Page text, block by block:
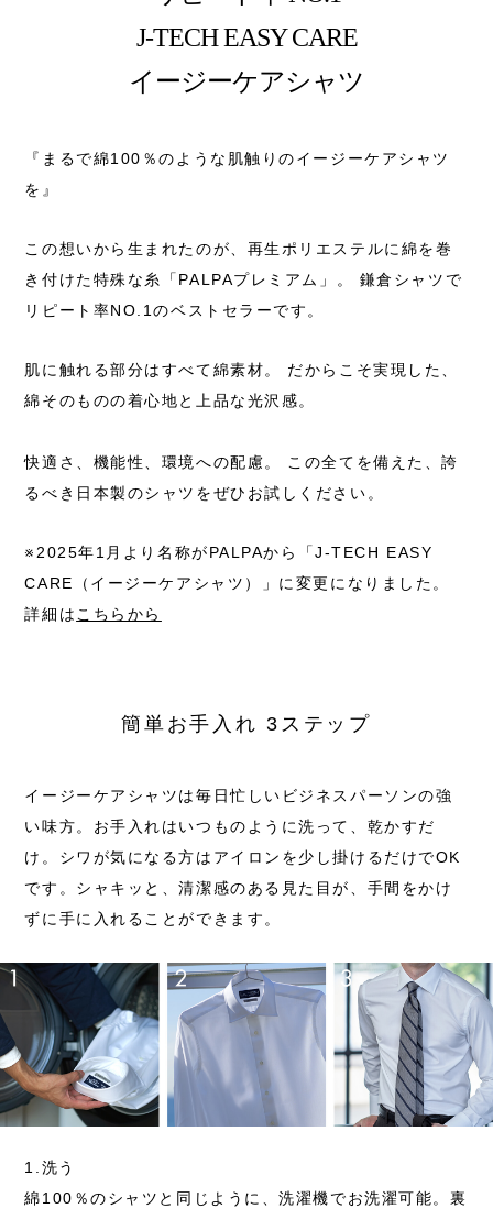
J-TECH EASY CARE
イージーケアシャツ
『まるで綿100％のような肌触りのイージーケアシャツ
を』
この想いから生まれたのが、 再生ポリエステルに綿を巻
き付けた特殊な糸「PALPAプレミアム」。
鎌倉シャツで
リピート率NO.1のベストセラーです。
肌に触れる部分はすべて綿素材。
だからこそ実現した、
綿そのものの着心地と上品な光沢感。
快適さ、機能性、環境への配慮。
この全てを備えた、誇
るべき日本製のシャツをぜひお試しください。
※2025年1月より名称がPALPAから
「J-TECH EASY
CARE（イージーケアシャツ）」に変更になりました。
詳細は こちらから
簡単お手入れ 3ステップ
イージーケアシャツは毎日忙しいビジネスパーソンの強
い味方。お手入れはいつものように洗って、乾かすだ
け。シワが気になる方はアイロンを少し掛けるだけでOK
です。シャキッと、清潔感のある見た目が、手間をかけ
ずに手に入れることができます。
1.洗う
綿100％のシャツと同じように、洗濯機でお洗濯可能。 裏